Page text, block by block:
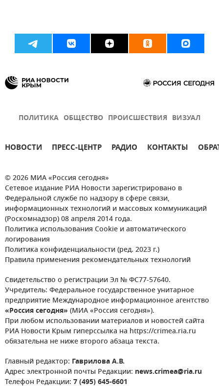
ПОЛИТИКА ОБЩЕСТВО ПРОИСШЕСТВИЯ ВИЗУАЛ
НОВОСТИ ПРЕСС-ЦЕНТР РАДИО КОНТАКТЫ
© 2026 МИА «Россия сегодня»
Сетевое издание РИА Новости зарегистрировано в
Федеральной службе по надзору в сфере связи,
информационных технологий и массовых коммуникаций
(Роскомнадзор) 08 апреля 2014 года.
Политика использования Cookie и автоматического
логирования
Политика конфиденциальности (ред. 2023 г.)
Правила применения рекомендательных технологий
Свидетельство о регистрации Эл № ФС77-57640.
Учредитель: Федеральное государственное унитарное
предприятие Международное информационное агентство
«Россия сегодня» (МИА «Россия сегодня»).
При любом использовании материалов и новостей сайта
РИА Новости Крым гиперссылка на https://crimea.ria.ru
обязательна не ниже второго абзаца текста.
Главный редактор: Гаврилова А.В.
Адрес электронной почты Редакции: news.crimea@ria.ru
Телефон Редакции: 7 (495) 645-6601